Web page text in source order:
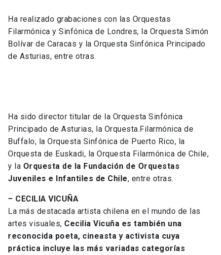
Ha realizado grabaciones con las Orquestas
Filarmónica y Sinfónica de Londres, la Orquesta Simón
Bolívar de Caracas y la Orquesta Sinfónica Principado
de Asturias, entre otras.
Ha sido director titular de la Orquesta Sinfónica
Principado de Asturias, la Orquesta.Filarmónica de
Buffalo, la Orquesta Sinfónica de Puerto Rico, la
Orquesta de Euskadi, la Orquesta Filarmónica de Chile,
y la Orquesta de la Fundación de Orquestas
Juveniles e Infantiles de Chile, entre otras.
– CECILIA VICUÑA
La más destacada artista chilena en el mundo de las
artes visuales, Cecilia Vicuña es también una
reconocida poeta, cineasta y activista cuya
práctica incluye las más variadas categorías